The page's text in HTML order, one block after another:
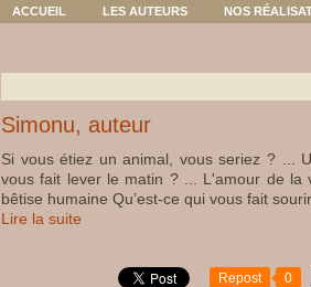
ACCUEIL LES AUTEURS NOS
Simonu, auteur
Si vous étiez un animal, vous seriez ? ...
vous fait lever le matin ? ... L'amour de la
bêtise humaine Qu’est-ce qui vous fait
Lire la suite
Repost 0